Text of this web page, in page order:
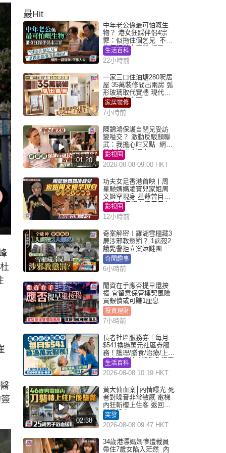
最Hit
中年老公係最可怕嘅生
物？ 港女狂踩伴侶4宗
罪：似拖住個乞兒 不解
為何經常去廁所 網民一
語道破
生活百科
22小時前
一家三口住油塘280呎居
屋 35萬裝修間出兩房 弧
形玻璃取代實牆 現代神
枱櫃融入玄關
家居裝修
7小時前
01:20
陳錦鴻保護自閉兒受訪
變嗌交？ 激動反駁顏聯
武：我擔心咁又點 網民
批主持咄咄逼人
影視圈
2026-08-08 09:00 HKT
功夫女足香港首映丨周
星馳媽媽凌寶兒家姐周
文姬罕現身 星爺曾目睹
父偷食 母獨力湊三子女
影視圈
12小時前
奇案解密︱羅湖雪櫃藏3
屍涉邪教懲罰？ 1病歿2
餓斃警拒立案添謎團
奇聞趣事
6小時前
閒資在手應否提早還按
揭 宜留意保管樓契風險
買銀債或可賺1厘息
投資理財
7小時前
長者社區服務券｜每月
$541換過萬元社區券服
務！護理/膳食/治療/上門
或中心任揀 1條件免資產
審查（附申請資格及教
學）
生活百科
2026-08-08 10:19 HKT
02:38
黃大仙血案│內情曝光 死
者對噪音非常敏感 電梯
內狂斬樓上住客 返回住
所墮樓亡
突發
2026-08-08 09:47 HKT
34歲港漂媽媽慘遭裁員
帶住7歲女陷入茫然 內